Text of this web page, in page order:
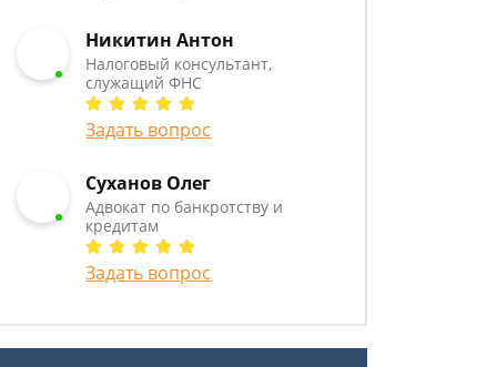
Никитин Антон
Налоговый консультант,
служащий ФНС
Задать вопрос
Суханов Олег
Адвокат по банкротству и
кредитам
Задать вопрос